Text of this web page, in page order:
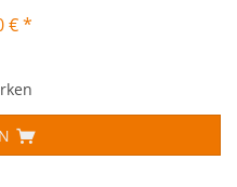
€ *